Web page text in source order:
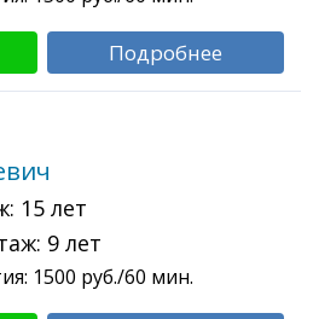
Подробнее
15 лет
9 лет
1500 руб./60 мин.